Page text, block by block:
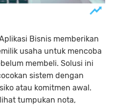
Bisnis memberikan
usaha untuk mencoba
membeli. Solusi ini
sistem dengan
atau komitmen awal.
tumpukan nota,